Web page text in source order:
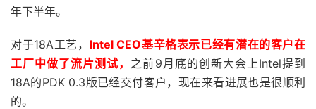
年下半年。
对于18A工艺， Intel CEO基辛格表示已经有潜在的客户在
工厂中做了流片测试， 之前9月底的创新大会上Intel提到
18A的PDK 0.3版已经交付客户，现在来看进展也是很顺利
的。